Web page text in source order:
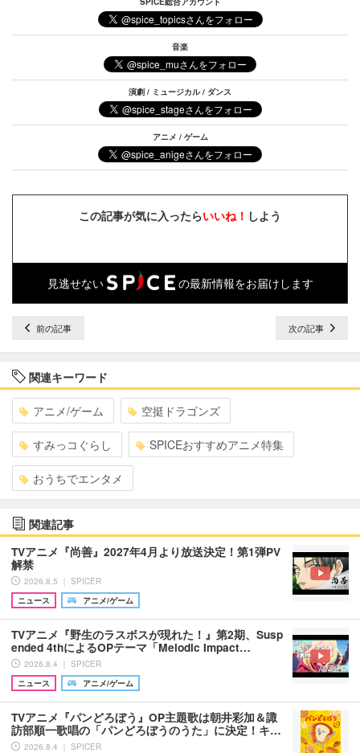
音楽
演劇 / ミュージカル / ダンス
アニメ / ゲーム
この記事が気に入ったらいいね！ しよう
見逃せない の最新情報をお届けします
前の記事 次の記事
関連キーワード
アニメ/ゲーム 空挺ドラゴンズ
すみっコぐらし SPICEおすすめアニメ特集
おうちでエンタメ
関連記事
TVアニメ『尚善』2027年4月より放送決定！第1弾PV
解禁
2026.8.5 ｜ SPICER
ニュース
アニメ/ゲーム
TVアニメ『野生のラスボスが現れた！』第2期、Susp
ended 4thによるOPテーマ「Melodic Impact…
2026.8.4 ｜ SPICER
ニュース
アニメ/ゲーム
TVアニメ『パンどろぼう』OP主題歌は朝井彩加＆諏
訪部順一歌唱の「パンどろぼうのうた」に決定！キ…
2026.8.4 ｜ SPICER